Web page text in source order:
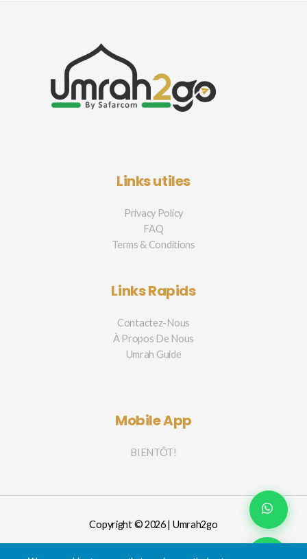
Links utiles
Privacy Policy
FAQ
Terms & Conditions
Links Rapids
Contactez-Nous
À Propos De Nous
Umrah Guide
Mobile App
BIENTÔT!
Copyright © 2026 | Umrah2go